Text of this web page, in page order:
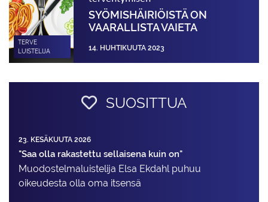
TERVE
LUISTELIJA
SYÖMISHÄIRIÖISTÄ ON
VAARALLISTA VAIETA
14. HUHTIKUUTA 2023
SUOSITTUA
23. KESÄKUUTA 2026
"Saa olla rakastettu sellaisena kuin on"
Muodostelma­luistelija Elsa Ekdahl puhuu
oikeudesta olla oma itsensä